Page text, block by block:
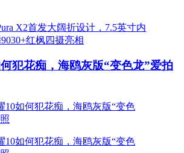
犯花痴，海鸥灰版“变色龙”爱拍